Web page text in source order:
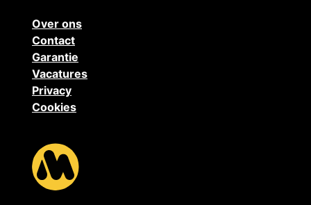
Over ons
Contact
Garantie
Vacatures
Privacy
Cookies